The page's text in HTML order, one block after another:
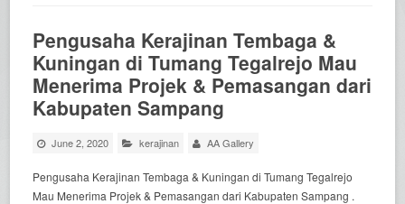
Pengusaha Kerajinan Tembaga &
Kuningan di Tumang Tegalrejo Mau
Menerima Projek & Pemasangan dari
Kabupaten Sampang
June 2, 2020 kerajinan AA Gallery
Pengusaha Kerajinan Tembaga & Kuningan di Tumang Tegalrejo
Mau Menerima Projek & Pemasangan dari Kabupaten Sampang .